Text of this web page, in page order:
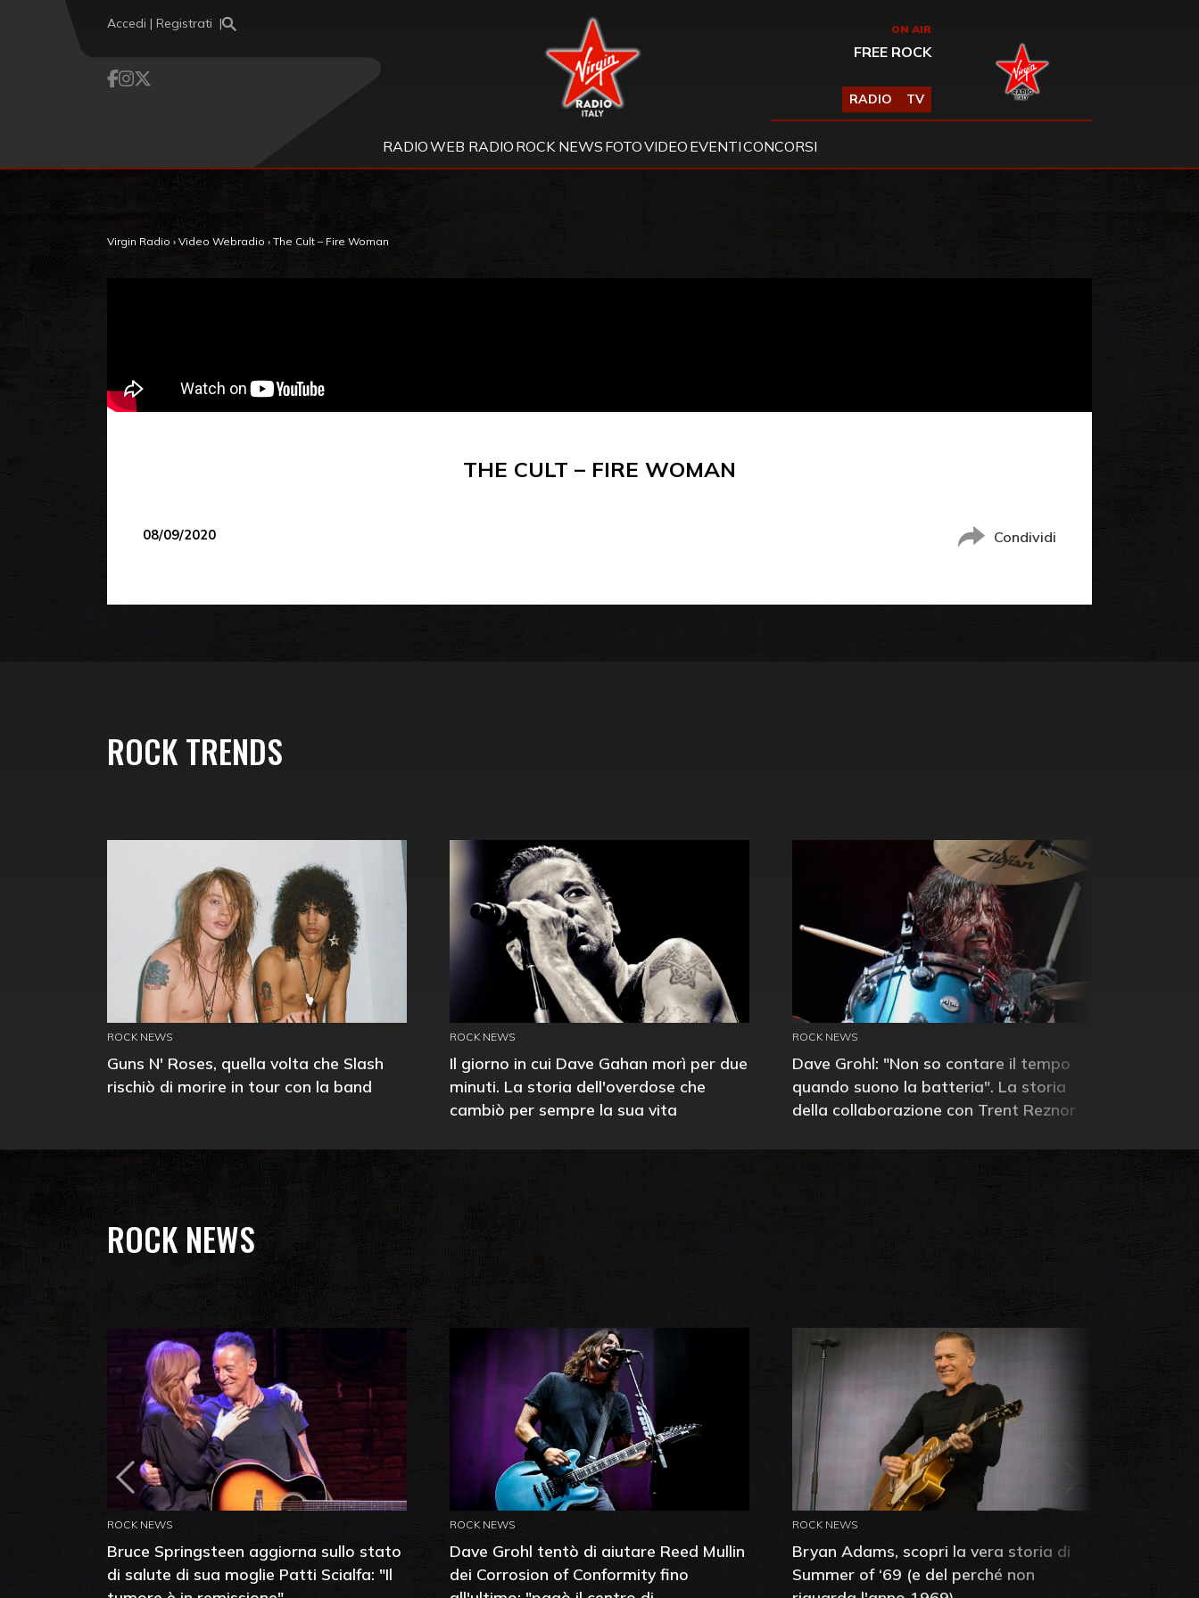
Accedi | Registrati Virgin Radio ON AIR
FREE ROCK
RADIO TV
RADIOWEB RADIO ROCK NEWS FOTOVIDEO EVENTICONCORSI
Virgin Radio › Video Webradio › The Cult – Fire Woman
THE CULT – FIRE WOMAN
08/09/2020 Condividi
ROCK TRENDS
ROCK NEWS
Guns N' Roses, quella volta che Slash
rischiò di morire in tour con la band
ROCK NEWS
Il giorno in cui Dave Gahan morì per due
minuti. La storia dell'overdose che
cambiò per sempre la sua vita
ROCK NEWS
Dave Grohl: "Non so contare il tempo
quando suono la batteria". La storia
della collaborazione con Trent Reznor
ROCK NEWS
ROCK NEWS
Bruce Springsteen aggiorna sullo stato
di salute di sua moglie Patti Scialfa: "Il
ROCK NEWS
Dave Grohl tentò di aiutare Reed Mullin
dei Corrosion of Conformity fino
ROCK NEWS
Bryan Adams, scopri la vera storia di
Summer of ‘69 (e del perché non